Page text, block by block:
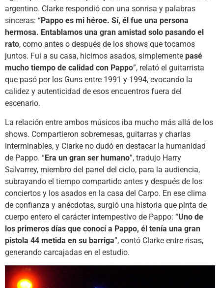
argentino. Clarke respondió con una sonrisa y palabras
sinceras: “Pappo es mi héroe. Sí, él fue una persona
hermosa. Entablamos una gran amistad solo pasando el
rato, como antes o después de los shows que tocamos
juntos. Fui a su casa, hicimos asados, simplemente pasé
mucho tiempo de calidad con Pappo”, relató el guitarrista
que pasó por los Guns entre 1991 y 1994, evocando la
calidez y autenticidad de esos encuentros fuera del
escenario.
La relación entre ambos músicos iba mucho más allá de los
shows. Compartieron sobremesas, guitarras y charlas
interminables, y Clarke no dudó en destacar la humanidad
de Pappo. “Era un gran ser humano”, tradujo Harry
Salvarrey, miembro del panel del ciclo, para la audiencia,
subrayando el tiempo compartido antes y después de los
conciertos y los asados en la casa del Carpo. En ese clima
de confianza y anécdotas, surgió una historia que pinta de
cuerpo entero el carácter intempestivo de Pappo: “Uno de
los primeros días que conocí a Pappo, él tenía una gran
pistola 44 metida en su barriga”, contó Clarke entre risas,
generando carcajadas en el estudio.